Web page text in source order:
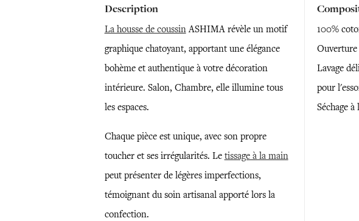
Description
La housse de coussinASHIMA révèle un motif
graphique chatoyant, apportant une élégance
bohème et authentique à votre décoration
intérieure. Salon, Chambre, elle illumine tous
les espaces.
Chaque pièce est unique, avec son propre
toucher et ses irrégularités. Le tissage à la main
peut présenter de légères imperfections,
témoignant du soin artisanal apporté lors la
confection.
100%
Ouverture
Lavage
pour
Séchage